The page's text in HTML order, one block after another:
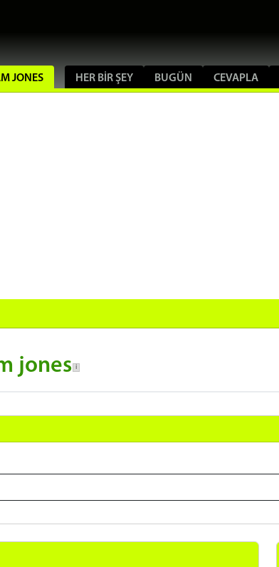
JONES HER BIR ŞEY BUGÜN CEVAPLA
jones